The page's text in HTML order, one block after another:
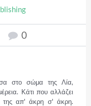
0
στο σώμα της Λία,
Κάτι που αλλάζει
της απ' άκρη σ' άκρη.